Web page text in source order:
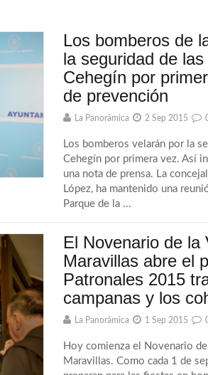
Los bomberos de
la seguridad de
Cehegín por
de prevención
La Panorámica 2 Sep 2015
Los bomberos velarán por la
Cehegín por primera vez. Así
una nota de prensa. La
López, ha mantenido una
Parque de la ...
El Novenario de la
Maravillas abre el
Patronales 2015
campanas y los
La Panorámica 1 Sep 2015
Hoy comienza el Novenario
Maravillas. Como cada 1 de